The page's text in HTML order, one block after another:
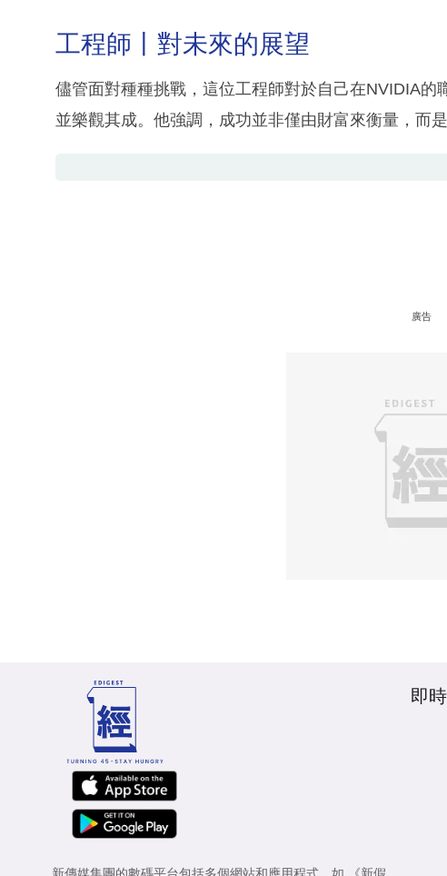
工程師丨對未來的展望
儘管面對種種挑戰，這位工程師對於自己在NVIDIA的
並樂觀其成。他強調，成功並非僅由財富來衡量，而
廣告
即